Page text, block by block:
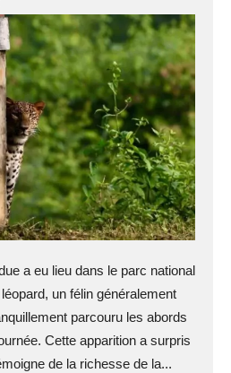
a eu lieu dans le parc national
un félin généralement
parcouru les abords
Cette apparition a surpris
de la richesse de la...